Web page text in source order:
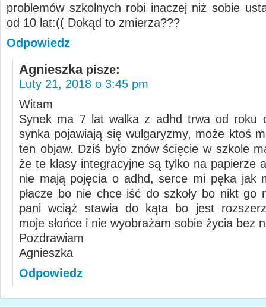
problemów szkolnych robi inaczej niż sobie
od 10 lat:(( Dokąd to zmierza???
Odpowiedz
Agnieszka pisze:
Luty 21, 2018 o 3:45 pm
Witam
Synek ma 7 lat walka z adhd trwa od roku
synka pojawiają się wulgaryzmy, może ktoś
ten objaw. Dziś było znów ścięcie w szkole
że te klasy integracyjne są tylko na papierze
nie mają pojęcia o adhd, serce mi pęka jak
płacze bo nie chce iść do szkoły bo nikt go
pani wciąż stawia do kąta bo jest
moje słońce i nie wyobrażam sobie życia bez
Pozdrawiam
Agnieszka
Odpowiedz